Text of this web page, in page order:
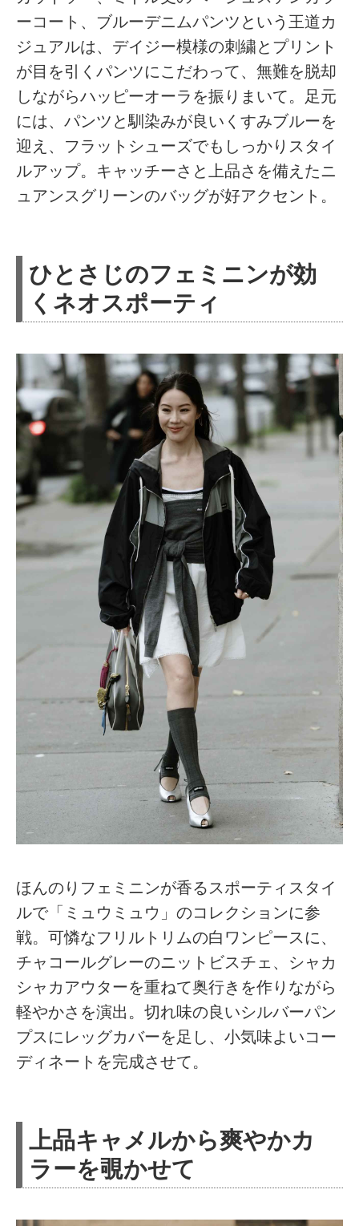
ーコート、ブルーデニムパンツという王道カ
ジュアルは、デイジー模様の刺繍とプリント
が目を引くパンツにこだわって、無難を脱却
しながらハッピーオーラを振りまいて。足元
には、パンツと馴染みが良いくすみブルーを
迎え、フラットシューズでもしっかりスタイ
ルアップ。キャッチーさと上品さを備えたニ
ュアンスグリーンのバッグが好アクセント。
ひとさじのフェミニンが効
くネオスポーティ
ほんのりフェミニンが香るスポーティスタイ
ルで「ミュウミュウ」のコレクションに参
戦。可憐なフリルトリムの白ワンピースに、
チャコールグレーのニットビスチェ、シャカ
シャカアウターを重ねて奥行きを作りながら
軽やかさを演出。切れ味の良いシルバーパン
プスにレッグカバーを足し、小気味よいコー
ディネートを完成させて。
上品キャメルから爽やかカ
ラーを覗かせて